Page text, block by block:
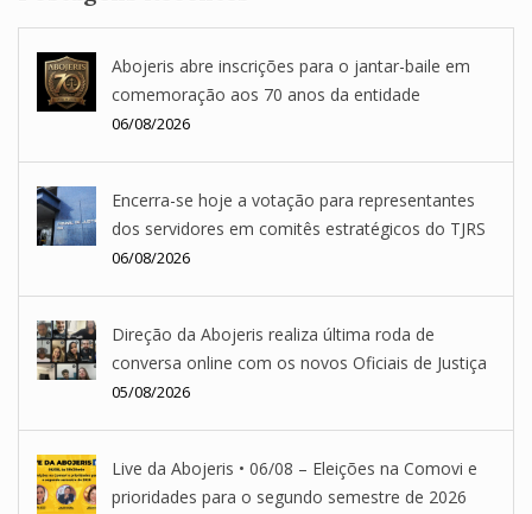
Abojeris abre inscrições para o jantar-baile em
comemoração aos 70 anos da entidade
06/08/2026
Encerra-se hoje a votação para representantes
dos servidores em comitês estratégicos do TJRS
06/08/2026
Direção da Abojeris realiza última roda de
conversa online com os novos Oficiais de Justiça
05/08/2026
Live da Abojeris • 06/08 – Eleições na Comovi e
prioridades para o segundo semestre de 2026